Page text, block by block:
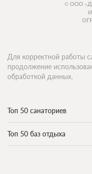
© ООО
Топ 50 санаториев
Топ 50 баз отдыха
Для корректной работы
продолжение
обработкой данных.